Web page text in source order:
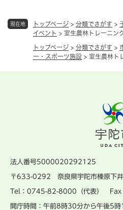
現在地 トップページ > 分類でさがす >
イベント > 室生農林トレーニン
トップページ > 分類でさがす >
ー・スポーツ施設 > 室生農林ト
法人番号5000020292125
〒633-0292 奈良県宇陀市榛原下
Tel：0745-82-8000（代表）
開庁時間：午前8時30分から午後5